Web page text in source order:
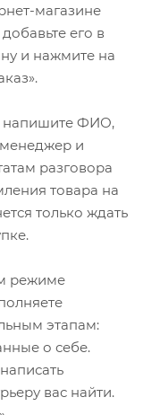
магазине
его в
и нажмите на
напишите ФИО,
и
разговора
товара на
только ждать
режиме
этапам:
о себе.
вас найти.